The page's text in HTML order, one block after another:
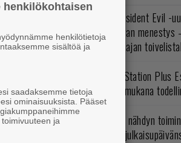
Tulevasta Resident Evil -
näyttäisi tulevan menestys
miljoonan pelaajan
Elokuun PlayStation Plus
ilmestyivät – mukana
Vuonna 2018 nähdyn
jatko-osa sai
henkilökohtaisen
henkilötietoja
sisältöä ja
saadaksemme tietoja
ominaisuuksista. Pääset
ja